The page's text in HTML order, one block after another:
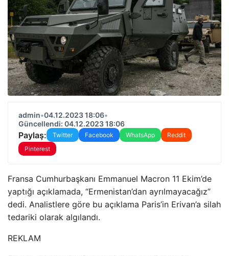
admin•04.12.2023 18:06•
Güncellendi: 04.12.2023 18:06
Paylaş: Twitter Facebook WhatsApp
Reddit
Pinterest
Fransa Cumhurbaşkanı Emmanuel Macron 11 Ekim’de
yaptığı açıklamada, “Ermenistan’dan ayrılmayacağız”
dedi. Analistlere göre bu açıklama Paris’in Erivan’a silah
tedariki olarak algılandı.
REKLAM